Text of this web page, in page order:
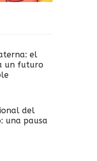
el
un futuro
del
una pausa